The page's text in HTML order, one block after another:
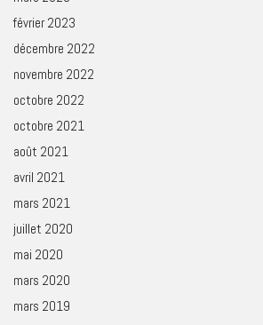
février 2023
décembre 2022
novembre 2022
octobre 2022
octobre 2021
août 2021
avril 2021
mars 2021
juillet 2020
mai 2020
mars 2020
mars 2019